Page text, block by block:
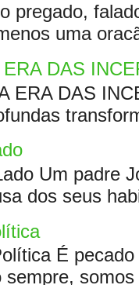
pregado,
uma
DAS
ERA DAS
Um padre
dos seus
É
sempre,